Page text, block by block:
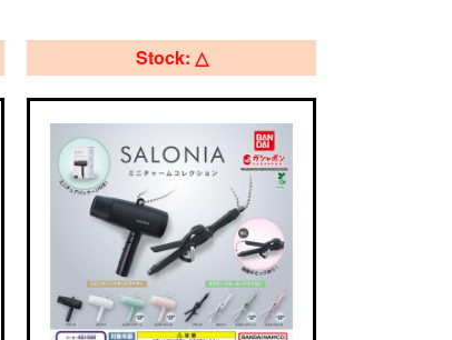
Stock: △